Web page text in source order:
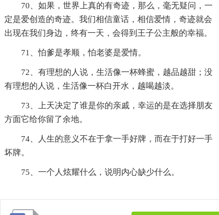
70、如果，世界上真的有奇迹，那么，毫无疑问，一
定是爱创造的奇迹。我们相信童话，相信爱情，奇迹就会
出现在我们身边，终有一天，会得到王子公主般的幸福。
71、怕爹是孝顺，怕老婆是爱情。
72、有理想的人说，生活像一杯蜂蜜，越品越甜；没
有理想的人说，生活像一杯白开水，越喝越淡。
73、上天决定了谁是你的亲戚，幸运的是在选择朋友
方面它给你留了余地。
74、人生的意义不在于拿一手好牌，而在于打好一手
坏牌。
75、一个人炫耀什么，说明内心缺少什么。